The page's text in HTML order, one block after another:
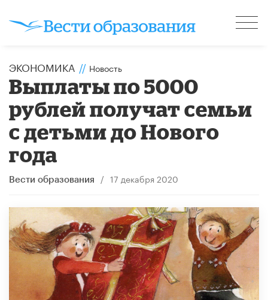
ЭКОНОМИКА // Новость
Выплаты по 5000
рублей получат семьи
с детьми до Нового
года
Вести образования / 17 декабря 2020